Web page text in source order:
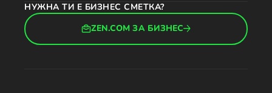
НУЖНА ТИ Е БИЗНЕС СМЕТКА?
ZEN.COM ЗА БИЗНЕС